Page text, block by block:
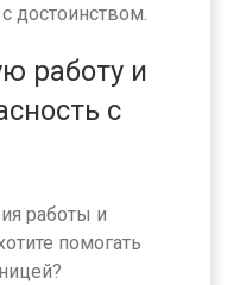
достоинством.
работу и
с
работы и
помогать